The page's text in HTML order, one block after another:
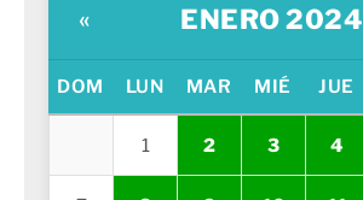
« ENERO 2024
DOM LUN MAR MIÉ JUE
1 2 3 4